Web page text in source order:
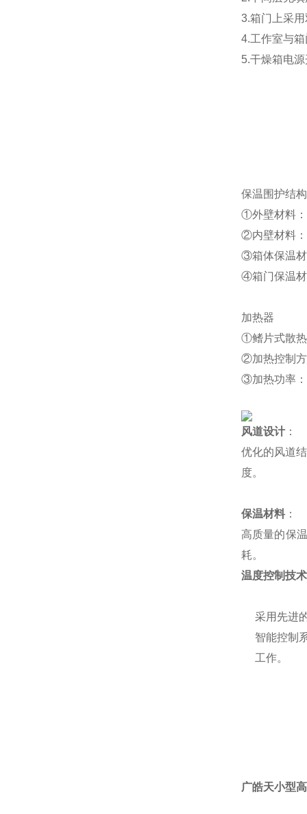
3.箱门上采
4.工作室与
5.干燥箱电
保温围护结构
①外壁材料
②内壁材料：
③箱体保温材
④箱门保温材
加热器
①鳍片式散
②加热控制方
③加热功率
风道设计：
优化的风道
度。
保温材料：
高质量的保
耗。
温度控制技术
采用先进
智能控制
工作。
广皓天小型